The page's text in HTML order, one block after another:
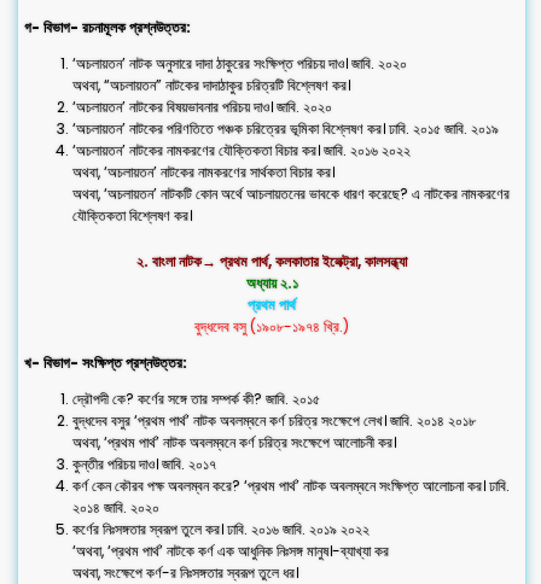
গ- বিভাগ- রচনামূলক প্রশ্নউত্তর:
‘অচলায়তন’ নাটক অনুসারে দাদা ঠাকুরের সংক্ষিপ্ত পরিচয় দাও। জাবি. ২০২০
অথবা, “অচলায়তন” নাটকের দাদাঠাকুর চরিত্রটি বিশ্লেষণ কর।
‘অচলায়তন’ নাটকের বিষয়ভাবনার পরিচয় দাও। জাবি. ২০২০
‘অচলায়তন’ নাটকের পরিণতিতে পঞ্চক চরিত্রের ভূমিকা বিশ্লেষণ কর। ঢাবি. ২০১৫ জাবি. ২০১৯
‘অচলায়তন’ নাটকের নামকরণের যৌক্তিকতা বিচার কর। জাবি. ২০১৬ ২০২২
অথবা, ‘অচলায়তন’ নাটকের নামকরণের সার্থকতা বিচার কর।
অথবা, ‘অচলায়তন’ নাটকটি কোন অর্থে আচলায়তনের ভাবকে ধারণ করেছে? এ নাটকের নামকরণের
যৌক্তিকতা বিশ্লেষণ কর।
২. বাংলা নাটক→ প্রথম পার্থ, কলকাতার ইলেক্ট্রা, কালসন্ধ্যা
অধ্যায় ২.১
প্রথম পার্থ
বুদ্ধদেব বসু (১৯০৮-১৯৭৪ খ্রি.)
খ- বিভাগ- সংক্ষিপ্ত প্রশ্নউত্তর:
দ্রৌপদী কে? কর্ণের সঙ্গে তার সম্পর্ক কী? জাবি. ২০১৫
বুদ্ধদেব বসুর ‘প্রথম পার্থ’ নাটক অবলম্বনে কর্ণ চরিত্র সংক্ষেপে লেখ। জাবি. ২০১৪ ২০১৮
অথবা, ‘প্রথম পার্থ’ নাটক অবলম্বনে কর্ণ চরিত্র সংক্ষেপে আলোচনী কর।
কুন্তীর পরিচয় দাও। জাবি. ২০১৭
কর্ণ কেন কৌরব পক্ষ অবলম্বন করে? ‘প্রথম পার্থ’ নাটক অবলম্বনে সংক্ষিপ্ত আলোচনা কর। ঢাবি.
২০১৪ জাবি. ২০২০
কর্ণের নিঃসঙ্গতার স্বরূপ তুলে কর। ঢাবি. ২০১৬ জাবি. ২০১৯ ২০২২
‘অথবা, ‘প্রথম পার্থ’ নাটকে কৰ্ণ এক আধুনিক নিঃসঙ্গ মানুষ।-ব্যাখ্যা কর
অথবা, সংক্ষেপে কর্ণ-র নিঃসঙ্গতার স্বরূপ তুলে ধর।